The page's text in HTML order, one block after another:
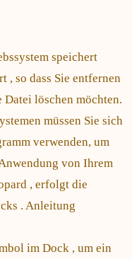
speichert
, so dass Sie entfernen
löschen möchten.
müssen Sie sich
verwenden, um
von Ihrem
, erfolgt die
. Anleitung
im Dock , um ein